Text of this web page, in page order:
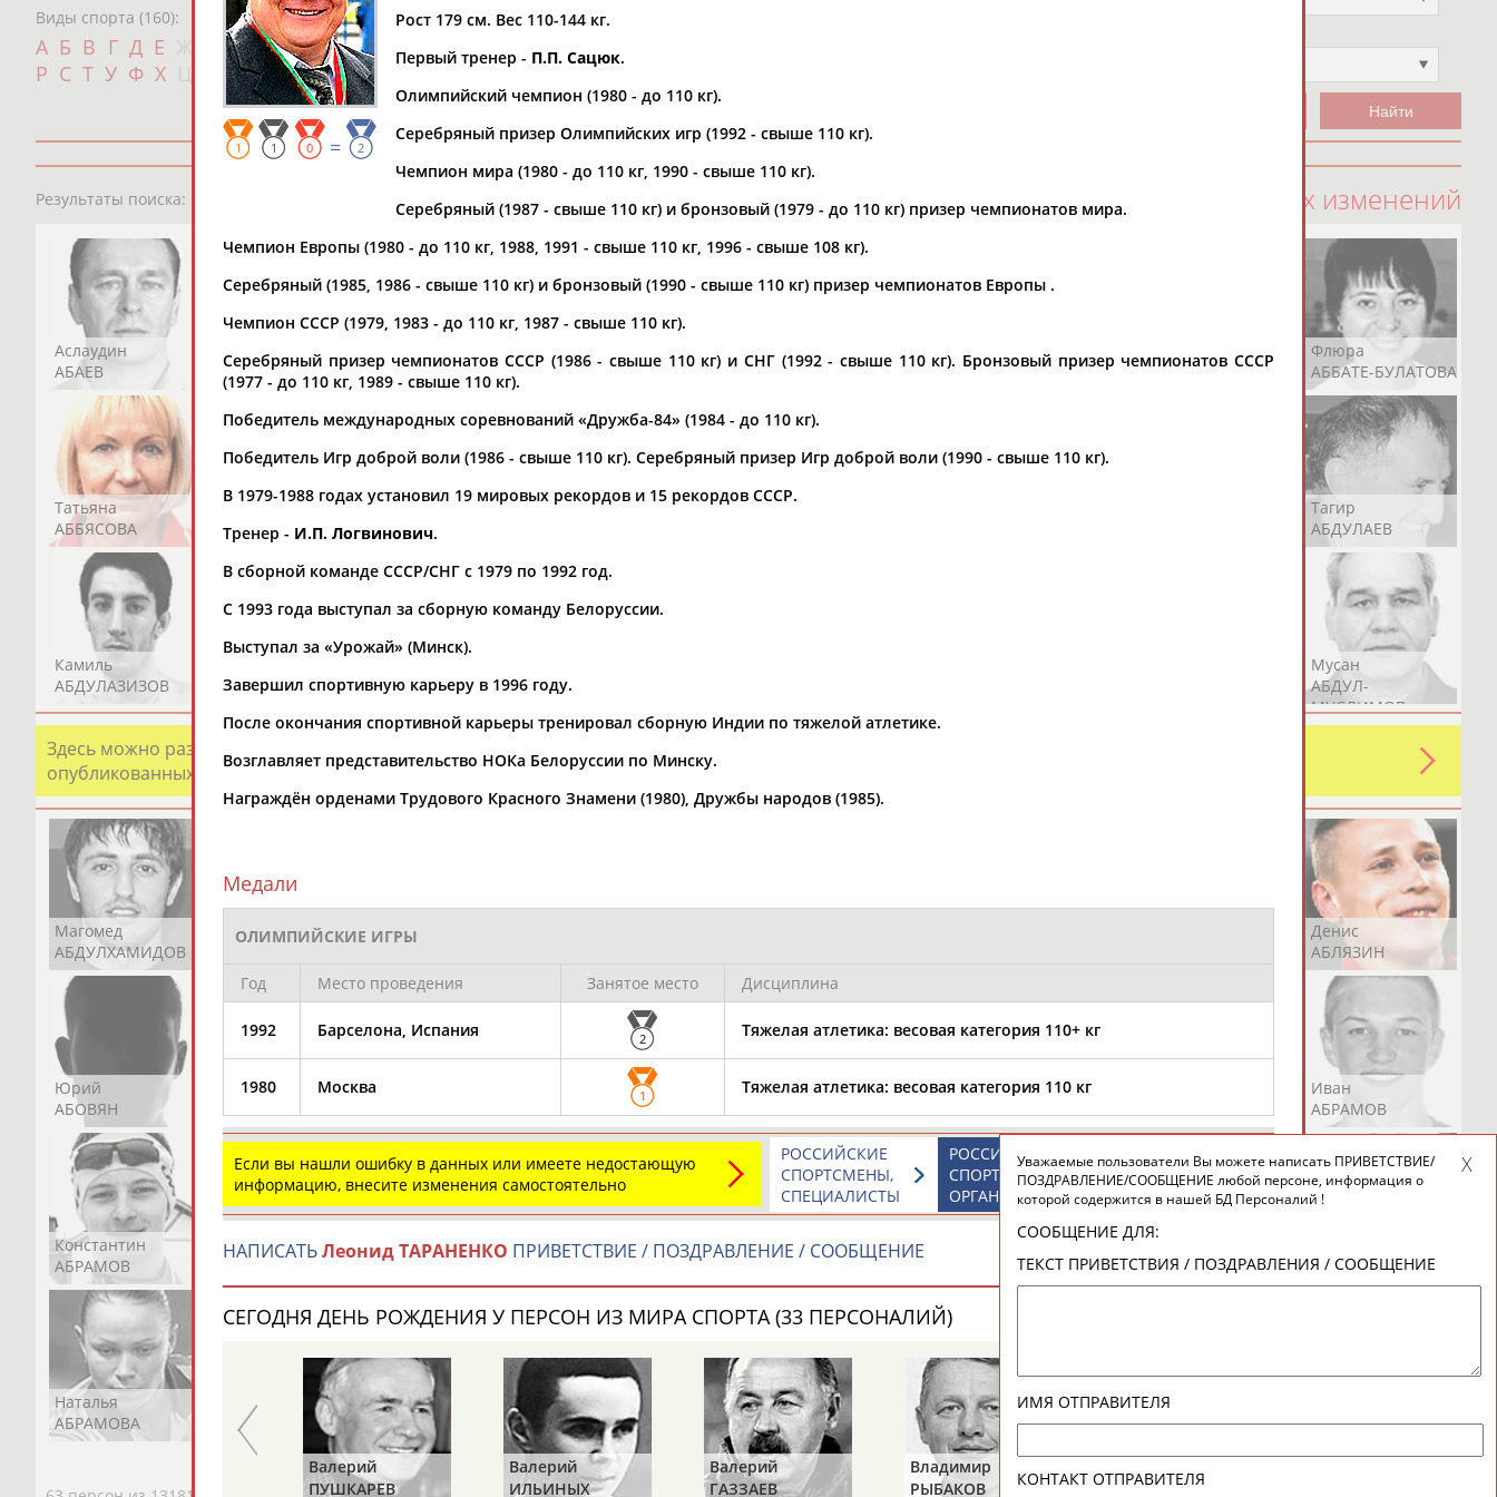
Виды спорта (160):
А Б В Г Д Е И К Л М Н О
П
Р С Т У Ф Х Ш Щ Э Ю Я
с
чч мм год
Результаты поиска: 100 последних изменений
Аслаудин
АБАЕВ
АБАИМОВА
АБАКУМОВА
АБАЛАКИНА
АБАРЕНОВ
АБАСОВА
Рамазан
АБАЧАРАЕВ
АБАШИДЗЕ
Флюра
АББАТЕ-БУЛАТОВА
Татьяна
АББЯСОВА
Акжана
АБДИКАРИМОВА
Артур
АБДРАХМАНОВ
Каримжан
Аделя
Тагир
АБДУЛАЕВ
Камиль
АБДУЛАЗИЗОВ
АБДУЛБЕКОВ
АБДУЛДАУДОВ
АБДУЛЖАЛИЛОВ
Мусан
АБДУЛ-
МУСЛИМОВ
Здесь можно разместить информацию о хорошо известном спортсмене, тренере, специалисте или исправить какую-либо ошибку в уже
опубликованных записях. Страна должна знать своих героев! Герои спорта - это одни из главных патриотов своей страны!
Магомед
АБДУЛХАМИДОВ
Шамиль
Адлан
Денис
АБЛЯЗИН
Юрий
АБОВЯН
Никита
Виктор
Захария
Александр
Андрей
Иван
АБРАМОВ
Константин
АБРАМОВ
Константин
Николай
АБРАМОВ
Павел
Дарья
АБРАМОВА
Екатерина
АБРАМОВА
Екатерина
АБРАМОВА
Ирина
АБРАМОВА
АБРАМОВА
Наталья
АБРАМОВА
Нелли
АБРАМОВА
Светлана
АБРАМОВА
Тамара
АБРАМОВА
Дмитрий
АБРАМОВИЧ
Маргарита
АБРАМОВИЧ
Иракли
АБРАМЯН
Осеп
АБРАМЯН
АБРАРОВ
1 1 0 = 2
Рост 179 см. Вес 110-144 кг.
Первый тренер - П.П. Сацюк.
Олимпийский чемпион (1980 - до 110 кг).
Серебряный призер Олимпийских игр (1992 - свыше 110 кг).
Чемпион мира (1980 - до 110 кг, 1990 - свыше 110 кг).
Серебряный (1987 - свыше 110 кг) и бронзовый (1979 - до 110 кг) призер чемпионатов мира.
Чемпион Европы (1980 - до 110 кг, 1988, 1991 - свыше 110 кг, 1996 - свыше 108 кг).
Серебряный (1985, 1986 - свыше 110 кг) и бронзовый (1990 - свыше 110 кг) призер чемпионатов Европы .
Чемпион СССР (1979, 1983 - до 110 кг, 1987 - свыше 110 кг).
Серебряный призер чемпионатов СССР (1986 - свыше 110 кг) и СНГ (1992 - свыше 110 кг). Бронзовый призер чемпионатов СССР
(1977 - до 110 кг, 1989 - свыше 110 кг).
Победитель международных соревнований «Дружба-84» (1984 - до 110 кг).
Победитель Игр доброй воли (1986 - свыше 110 кг). Серебряный призер Игр доброй воли (1990 - свыше 110 кг).
В 1979-1988 годах установил 19 мировых рекордов и 15 рекордов СССР.
Тренер - И.П. Логвинович.
В сборной команде СССР/СНГ с 1979 по 1992 год.
С 1993 года выступал за сборную команду Белоруссии.
Выступал за «Урожай» (Минск).
Завершил спортивную карьеру в 1996 году.
После окончания спортивной карьеры тренировал сборную Индии по тяжелой атлетике.
Возглавляет представительство НОКа Белоруссии по Минску.
Награждён орденами Трудового Красного Знамени (1980), Дружбы народов (1985).
Медали
ОЛИМПИЙСКИЕ ИГРЫ
Год Место проведения Занятое место Дисциплина
1992 Барселона, Испания 2 Тяжелая атлетика: весовая категория 110+ кг
1980 Москва 1 Тяжелая атлетика: весовая категория 110 кг
Если вы нашли ошибку в данных или имеете недостающую
информацию, внесите изменения самостоятельно
СПОРТИВНЫЕ
НОВОСТИ И
КОММЕНТАРИИ
РОССИЙСКИЕ
СПОРТИВНЫЕ
ОРГАНИЗАЦИИ
РОССИЙСКИЕ
СПОРТСМЕНЫ,
СПЕЦИАЛИСТЫ
НАПИСАТЬЛеонид ТАРАНЕНКО ПРИВЕТСТВИЕ / ПОЗДРАВЛЕНИЕ / СООБЩЕНИЕ
СЕГОДНЯ ДЕНЬ РОЖДЕНИЯ У ПЕРСОН ИЗ МИРА СПОРТА (33 ПЕРСОНАЛИЙ)
ЮНИЧЕВ
Валерий
ПУШКАРЕВ
Валерий
ИЛЬИНЫХ
Валерий
ГАЗЗАЕВ
Владимир
РЫБАКОВ
ДИТЯТИН
Уважаемые пользователи Вы можете написать ПРИВЕТСТВИЕ/
ПОЗДРАВЛЕНИЕ/СООБЩЕНИЕ любой персоне, информация о
которой содержится в нашей БД Персоналий !
СООБЩЕНИЕ ДЛЯ:
ТЕКСТ ПРИВЕТСТВИЯ / ПОЗДРАВЛЕНИЯ / СООБЩЕНИЕ
ИМЯ ОТПРАВИТЕЛЯ
КОНТАКТ ОТПРАВИТЕЛЯ